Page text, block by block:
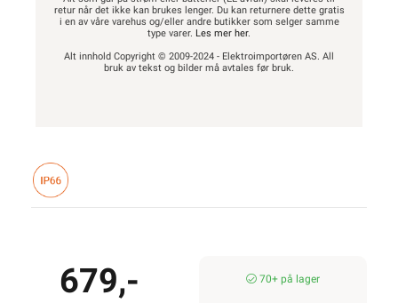
retur når det ikke kan brukes lenger. Du kan returnere dette gratis
i en av våre varehus og/eller andre butikker som selger samme
type varer. Les mer her.
Alt innhold Copyright © 2009-2024 - Elektroimportøren AS. All
bruk av tekst og bilder må avtales før bruk.
679,- 70+ på lager